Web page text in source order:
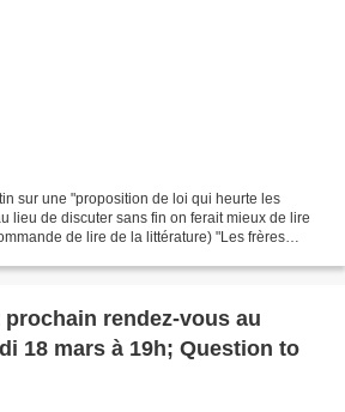
sur une "proposition de loi qui heurte les
lieu de discuter sans fin on ferait mieux de lire
de lire de la littérature) "Les frères
prochain rendez-vous au
18 mars à 19h; Question to